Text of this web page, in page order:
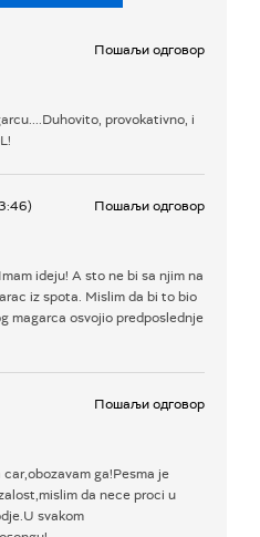
Пошаљи одговор
provokativno, i
Пошаљи одговор
ideju! A sto ne bi sa njim na
iz spota. Mislim da bi to bio
magarca osvojio predposlednje
Пошаљи одговор
ga!Pesma je
da nece proci u
svakom